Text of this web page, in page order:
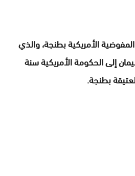
الأمريكية بطنجة، والذي
إلى الحكومة الأمريكية سنة